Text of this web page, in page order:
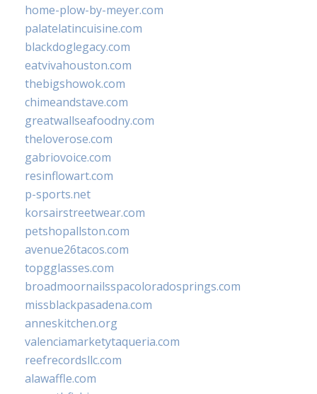
home-plow-by-meyer.com
palatelatincuisine.com
blackdoglegacy.com
eatvivahouston.com
thebigshowok.com
chimeandstave.com
greatwallseafoodny.com
theloverose.com
gabriovoice.com
resinflowart.com
p-sports.net
korsairstreetwear.com
petshopallston.com
avenue26tacos.com
topgglasses.com
broadmoornailsspacoloradosprings.com
missblackpasadena.com
anneskitchen.org
valenciamarketytaqueria.com
reefrecordsllc.com
alawaffle.com